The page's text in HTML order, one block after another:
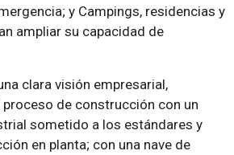
y Campings, residencias y
ampliar su capacidad de
clara visión empresarial,
de construcción con un
sometido a los estándares y
en planta; con una nave de